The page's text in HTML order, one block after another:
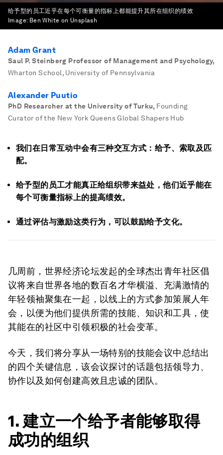
给予型的员工近乎在每个可衡量的指标上都能提升其所在组织的绩效
Image: Ben White on Unsplash
Adam Grant
Saul P. Steinberg Professor of Management and Psychology,
Wharton School, University of Pennsylvania
Alexander Puutio
PhD Researcher at the University of Turku, Founding
Curator of the New York Queens Global Shapers Hub
我们在日常互动中会有三种交互方式：给予、索取及匹
配。
给予型的员工才能真正给组织带来益处，他们近乎能在
每个可衡量指标上的提高绩效。
通过评估与激励这类行为，可以鼓励给予文化。
几周前，世界经济论坛发起的全球杰出青年社区倡
议将来自世界各地的数百名才华横溢、充满激情的
年轻领袖聚集在一起，以线上的方式参加策展人年
会，以便为他们提供所需的技能、知识和工具，使
其能在的社区中引领积极的社会变革。
今天，我们将分享从一场特别的技能会议中总结出
的四个关键信息，该会议探讨的话题包括领导力、
协作以及如何创建高效且忠诚的团队。
1. 建立一个给予者能够取得
成功的组织